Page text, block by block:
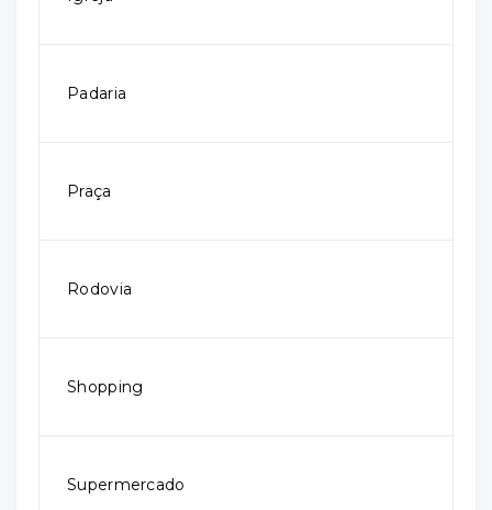
Padaria
Praça
Rodovia
Shopping
Supermercado